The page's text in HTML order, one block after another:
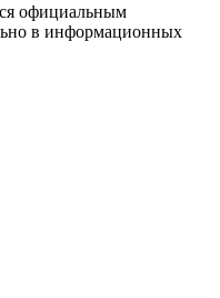
официальным
в информационных